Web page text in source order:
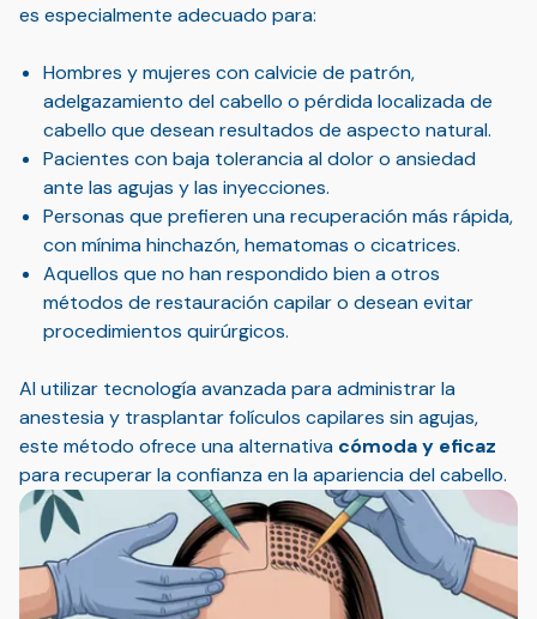
es especialmente adecuado para:
Hombres y mujeres con calvicie de patrón,
adelgazamiento del cabello o pérdida localizada de
cabello que desean resultados de aspecto natural.
Pacientes con baja tolerancia al dolor o ansiedad
ante las agujas y las inyecciones.
Personas que prefieren una recuperación más rápida,
con mínima hinchazón, hematomas o cicatrices.
Aquellos que no han respondido bien a otros
métodos de restauración capilar o desean evitar
procedimientos quirúrgicos.
Al utilizar tecnología avanzada para administrar la
anestesia y trasplantar folículos capilares sin agujas,
este método ofrece una alternativa cómoda y eficaz
para recuperar la confianza en la apariencia del cabello.